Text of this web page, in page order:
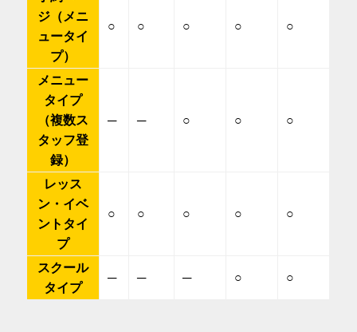
ジ（メニ
ュータイ
プ）
○ ○ ○ ○ ○
メニュー
タイプ
（複数ス
タッフ登
録）
─ ─ ○ ○ ○
レッス
ン・イベ
ントタイ
プ
○ ○ ○ ○ ○
スクール
タイプ
─ ─ ─ ○ ○